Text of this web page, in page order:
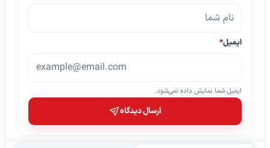
ایمیل*
ایمیل شما نمایش داده نمی‌شود.
ارسال دیدگاه